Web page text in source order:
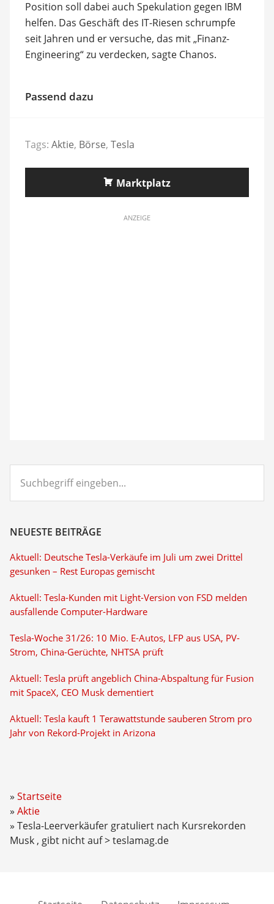
Position soll dabei auch Spekulation gegen IBM
helfen. Das Geschäft des IT-Riesen schrumpfe
seit Jahren und er versuche, das mit „Finanz-
Engineering“ zu verdecken, sagte Chanos.
Passend dazu
Tags: Aktie, Börse, Tesla
Marktplatz
ANZEIGE
eingeben...
NEUESTE BEITRÄGE
Aktuell: Deutsche Tesla-Verkäufe im Juli um zwei Drittel
gesunken – Rest Europas gemischt
Aktuell: Tesla-Kunden mit Light-Version von FSD melden
ausfallende Computer-Hardware
Tesla-Woche 31/26: 10 Mio. E-Autos, LFP aus USA, PV-
Strom, China-Gerüchte, NHTSA prüft
Aktuell: Tesla prüft angeblich China-Abspaltung für Fusion
mit SpaceX, CEO Musk dementiert
Aktuell: Tesla kauft 1 Terawattstunde sauberen Strom pro
Jahr von Rekord-Projekt in Arizona
Startseite
Aktie
Tesla-Leerverkäufer gratuliert nach Kursrekorden
Musk , gibt nicht auf > teslamag.de